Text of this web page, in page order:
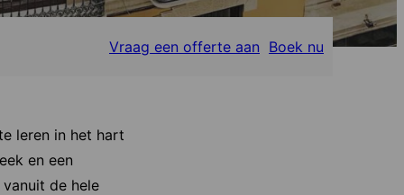
Vraag een offerte aan Boek nu
leren in het hart
en een
de hele